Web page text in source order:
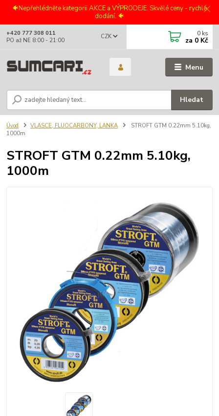
🐠Nepřehlédněte kategorii AKCE a VÝPRODEJE. Skvělé ceny - rychlé
dodání. 🐠
Menu
CZK
Hledat
+420 777 308 011
PO až NE 8:00 - 21:00
0 ks
za 0 Kč
Úvod VLASCE, FLUOCARBONY, LANKA
STROFT GTM 0.22mm 5.10kg,
1000m
STROFT GTM 0.22mm 5.10kg,
1000m